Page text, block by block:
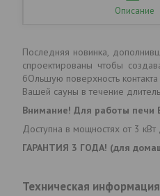
Описание
Последняя новинка,
спроектированы чтобы
бОльшую поверхность
Вашей сауны в течение
Внимание! Для работы печи
Доступна в мощностях от 3 кВт
ГАРАНТИЯ 3 ГОДА! (для
Техническая информация